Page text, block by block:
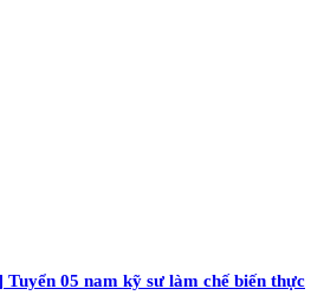
05 nam kỹ sư làm chế biến thực